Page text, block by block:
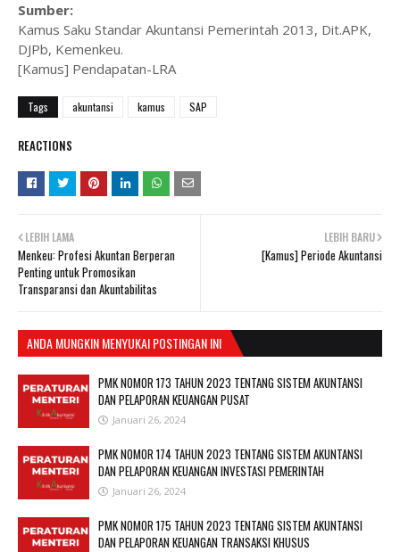
Sumber:
Kamus Saku Standar Akuntansi Pemerintah 2013, Dit.APK,
DJPb, Kemenkeu.
[Kamus] Pendapatan-LRA
Tags akuntansi kamus SAP
REACTIONS
LEBIH BARU
[Kamus] Periode Akuntansi
LEBIH LAMA
Menkeu: Profesi Akuntan Berperan
Penting untuk Promosikan
Transparansi dan Akuntabilitas
ANDA MUNGKIN MENYUKAI POSTINGAN INI
PMK NOMOR 173 TAHUN 2023 TENTANG SISTEM AKUNTANSI
DAN PELAPORAN KEUANGAN PUSAT
Januari 26, 2024
PMK NOMOR 174 TAHUN 2023 TENTANG SISTEM AKUNTANSI
DAN PELAPORAN KEUANGAN INVESTASI PEMERINTAH
Januari 26, 2024
PMK NOMOR 175 TAHUN 2023 TENTANG SISTEM AKUNTANSI
DAN PELAPORAN KEUANGAN TRANSAKSI KHUSUS